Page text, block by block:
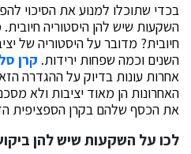
בכדי שתוכלו למנוע את הסיכוי
השקעות שיש להן היסטוריה
חיובית? מדובר על היסטוריה של
השנים וכמה שפחות ירידות. קרן
אחרות עונות בדיוק על ההגדרה
האחרונות הן מאוד יציבות ולא
את הכסף שלהם בקרן הספציפית
לכו על השקעות שיש להן